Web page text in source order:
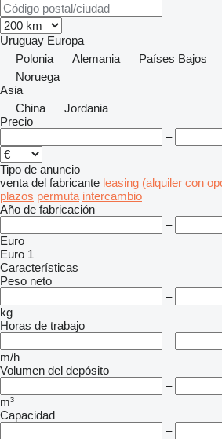
Uruguay Europa
Polonia
Alemania Países Bajos
Noruega
Asia
China
Jordania
Precio
–
Tipo de anuncio
venta del fabricante leasing (alquiler con
plazos permuta intercambio
Año de fabricación
–
Euro
Euro 1
Características
Peso neto
–
kg
Horas de trabajo
–
m/h
Volumen del depósito
–
m³
Capacidad
–